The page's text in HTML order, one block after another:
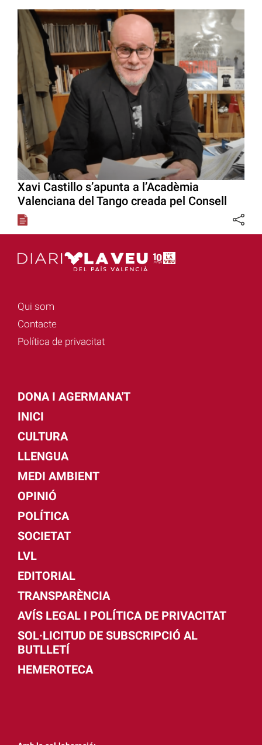
Xavi Castillo s’apunta a l’Acadèmia
Valenciana del Tango creada pel Consell
Qui som
Contacte
Política de privacitat
DONA I AGERMANA'T
INICI
CULTURA
LLENGUA
MEDI AMBIENT
OPINIÓ
POLÍTICA
SOCIETAT
LVL
EDITORIAL
TRANSPARÈNCIA
AVÍS LEGAL I POLÍTICA DE PRIVACITAT
SOL·LICITUD DE SUBSCRIPCIÓ AL
BUTLLETÍ
HEMEROTECA